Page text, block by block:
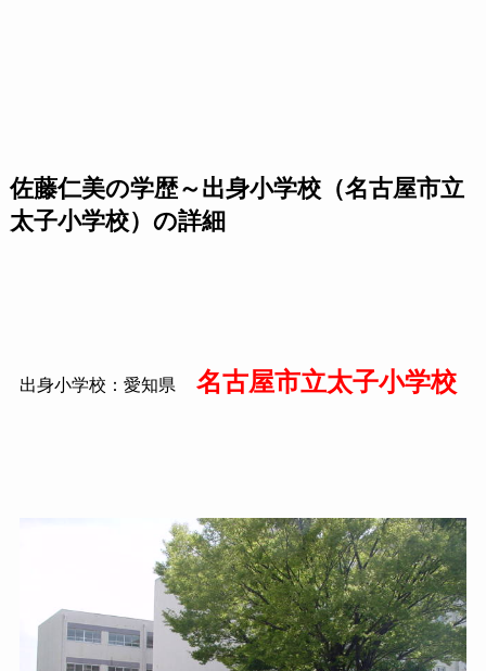
佐藤仁美の学歴～出身小学校（名古屋市立
太子小学校）の詳細
出身小学校：愛知県 名古屋市立太子小学校